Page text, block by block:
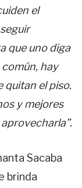
el
que uno diga
hay
quitan el piso.
y mejores
Sacaba
brinda